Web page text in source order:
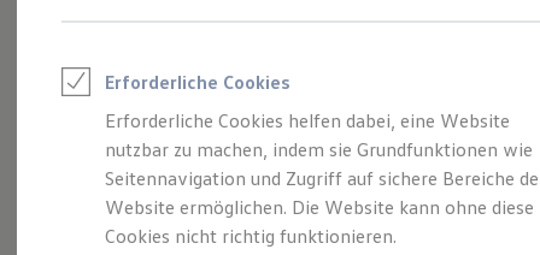
Zubehör- und Serviceangebote
Leasing
Leasing-Angebote
Gebrauchtwagen Leasing
Junge Gebrauchtwagen-Leasing
Elektroauto Leasing
Kleinwagen-Leasing
Leasing ohne Anzahlung
Finanzierung
Angebot gültig bis 30.09.2026
So geht neu. Der neue ID.3 Neo.
Ab 209,00 €mtl. leasen für Privatkunden | 6.000,00
€ Sonderzahlung | 48 Monate Laufzeit | Jährliche
Fahrleistung: 10.000 km
Erforderliche Cookies
Erforderliche Cookies helfen dabei, eine Website
nutzbar zu machen, indem sie Grundfunktionen wie
Seitennavigation und Zugriff auf sichere Bereiche
Website ermöglichen. Die Website kann ohne diese
Cookies nicht richtig funktionieren.